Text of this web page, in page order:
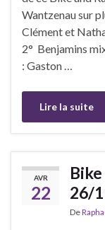
Wantzenau sur
Clément et
2° Benjamins
: Gaston …
Lire la suite
AVR
22
26/
De